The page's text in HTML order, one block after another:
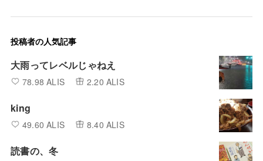
投稿者の人気記事
大雨ってレベルじゃねえ
78.98 ALIS 2.20 ALIS
king
49.60 ALIS 8.40 ALIS
読書の、冬